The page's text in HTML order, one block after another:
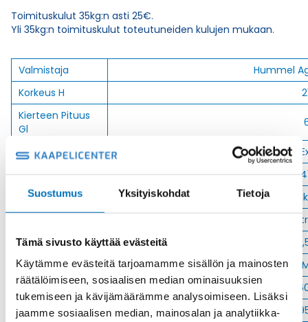
Suostumus Yksityiskohdat Tietoja
Tämä sivusto käyttää evästeitä
Käytämme evästeitä tarjoamamme sisällön ja mainosten
räätälöimiseen, sosiaalisen median ominaisuuksien
tukemiseen ja kävijämäärämme analysoimiseen. Lisäksi
jaamme sosiaalisen median, mainosalan ja analytiikka-
Toimituskulut 35kg:n asti 25€.
Yli 35kg:n toimituskulut toteutuneiden kulujen mukaan.
Valmistaja
Hummel
Korkeus H
Kierteen Pituus
Gl
Tuotenimi/Malli
HSK-M-
Etim 7
Materiaali
Niklattu
Ulkokierre Ag
M 16 x
Normen
Min [C]
-
Max [C]